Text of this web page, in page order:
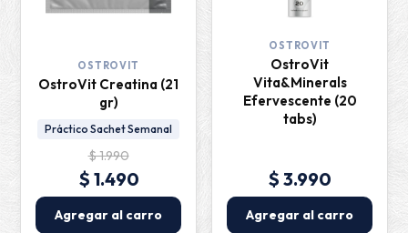
OSTROVIT
OstroVit Creatina (21
gr)
Práctico Sachet Semanal
$ 1.990
$ 1.490
Agregar al carro
OSTROVIT
OstroVit
Vita&Minerals
Efervescente (20
tabs)
$ 3.990
Agregar al carro